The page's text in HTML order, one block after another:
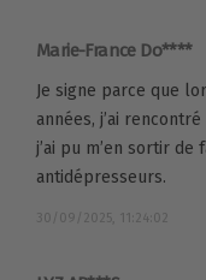
Marie-France Do****
Je signe parce que
années, j’ai
j’ai pu m’en sortir
antidépresseurs.
30/09/2025, 11:24:02